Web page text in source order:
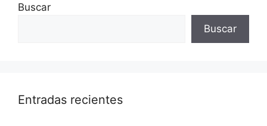
Buscar
Buscar
Entradas recientes